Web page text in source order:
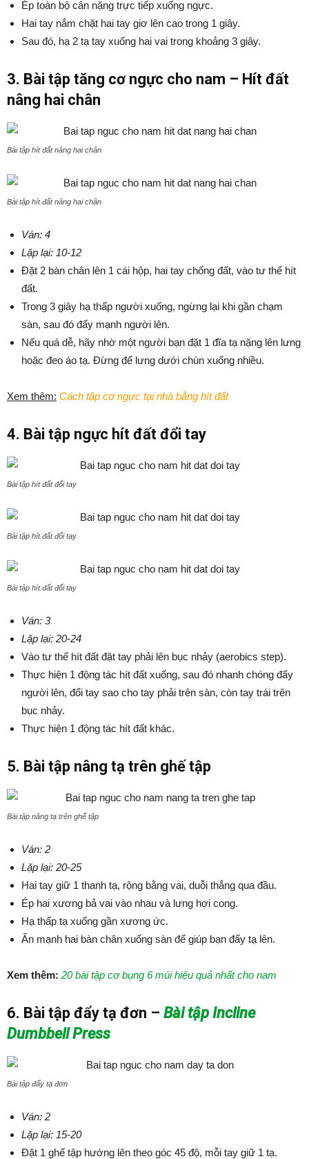
Ép toàn bộ cân nặng trực tiếp xuống ngực.
Hai tay nắm chặt hai tay giơ lên cao trong 1 giây.
Sau đó, hạ 2 tạ tay xuống hai vai trong khoảng 3 giây.
3. Bài tập tăng cơ ngực cho nam – Hít đất
nâng hai chân
Bài tập hít đất nâng hai chân
Bài tập hít đất nâng hai chân
Ván: 4
Lặp lại: 10-12
Đặt 2 bàn chân lên 1 cái hộp, hai tay chống đất, vào tư thế hít
đất.
Trong 3 giây hạ thấp người xuống, ngừng lại khi gần chạm
sàn, sau đó đẩy mạnh người lên.
Nếu quá dễ, hãy nhờ một người bạn đặt 1 đĩa tạ nặng lên lưng
hoặc đeo áo tạ. Đừng để lưng dưới chùn xuống nhiều.
Xem thêm: Cách tập cơ ngực tại nhà bằng hít đất
4. Bài tập ngực hít đất đổi tay
Bài tập hít đất đổi tay
Bài tập hít đất đổi tay
Bài tập hít đất đổi tay
Ván: 3
Lặp lại: 20-24
Vào tư thế hít đất đặt tay phải lên bục nhảy (aerobics step).
Thực hiện 1 động tác hít đất xuống, sau đó nhanh chóng đẩy
người lên, đổi tay sao cho tay phải trên sàn, còn tay trái trên
bục nhảy.
Thực hiện 1 động tác hít đất khác.
5. Bài tập nâng tạ trên ghế tập
Bài tập nâng tạ trên ghế tập
Ván: 2
Lặp lại: 20-25
Hai tay giữ 1 thanh tạ, rộng bằng vai, duỗi thẳng qua đầu.
Ép hai xương bả vai vào nhau và lưng hơi cong.
Hạ thấp tạ xuống gần xương ức.
Ấn mạnh hai bàn chân xuống sàn để giúp bạn đẩy tạ lên.
Xem thêm: 20 bài tập cơ bụng 6 múi hiệu quả nhất cho nam
6. Bài tập đẩy tạ đơn – Bài tập Incline
Dumbbell Press
Bài tập đẩy tạ đơn
Ván: 2
Lặp lại: 15-20
Đặt 1 ghế tập hướng lên theo góc 45 độ, mỗi tay giữ 1 tạ.